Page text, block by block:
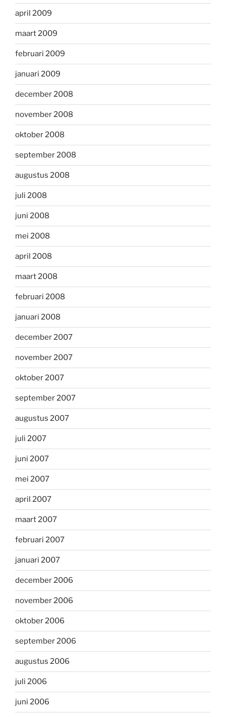
april 2009
maart 2009
februari 2009
januari 2009
december 2008
november 2008
oktober 2008
september 2008
augustus 2008
juli 2008
juni 2008
mei 2008
april 2008
maart 2008
februari 2008
januari 2008
december 2007
november 2007
oktober 2007
september 2007
augustus 2007
juli 2007
juni 2007
mei 2007
april 2007
maart 2007
februari 2007
januari 2007
december 2006
november 2006
oktober 2006
september 2006
augustus 2006
juli 2006
juni 2006